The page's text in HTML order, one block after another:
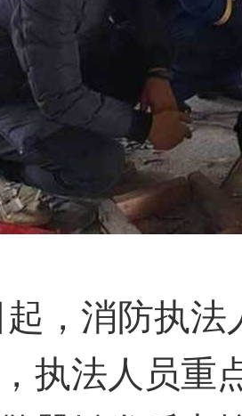
起，消防执
执法人员重